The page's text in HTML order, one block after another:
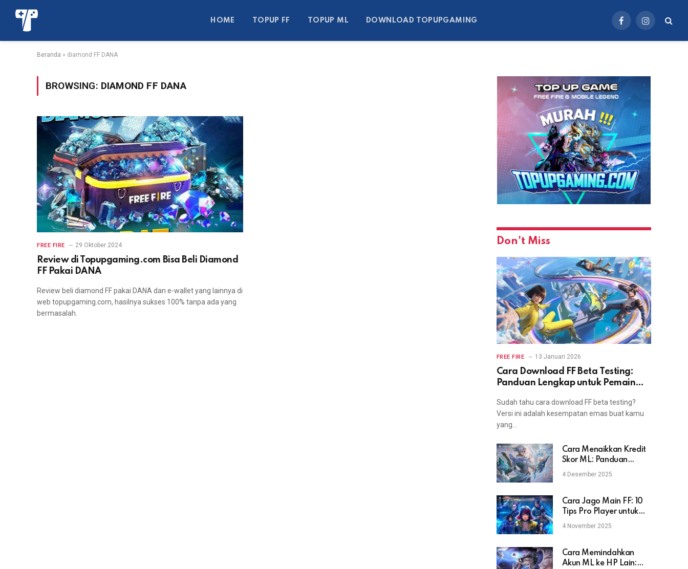
HOME TOPUP FF TOPUP ML DOWNLOAD TOPUPGAMING
FacebookInstagram
Beranda » diamond FF DANA
BROWSING: DIAMOND FF DANA
FREE FIRE 29 Oktober 2024
Review di Topupgaming.com Bisa Beli Diamond
FF Pakai DANA
Review beli diamond FF pakai DANA dan e-wallet yang lainnya di
web topupgaming.com, hasilnya sukses 100% tanpa ada yang
bermasalah.
Don't Miss
FREE FIRE 13 Januari 2026
Cara Download FF Beta Testing:
Panduan Lengkap untuk Pemain
Sudah tahu cara download FF beta testing?
Versi ini adalah kesempatan emas buat kamu
yang…
Cara Menaikkan Kredit
Skor ML: Panduan
Lengkap untuk Pemain
4 Desember 2025
Cara Jago Main FF: 10
Tips Pro Player untuk
Naik Rank & Booyah
4 November 2025
Cara Memindahkan
Akun ML ke HP Lain: